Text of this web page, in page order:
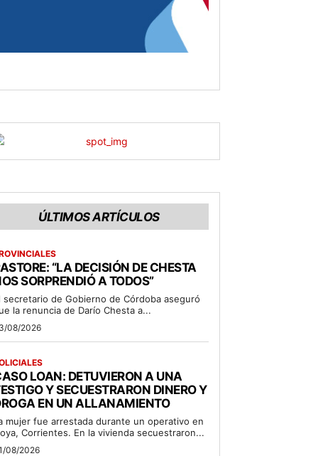
ÚLTIMOS ARTÍCULOS
“LA DECISIÓN DE CHESTA
SORPRENDIÓ A TODOS”
secretario de Gobierno de Córdoba aseguró
la renuncia de Darío Chesta a...
08/2026
LOAN: DETUVIERON A UNA
Y SECUESTRARON DINERO Y
EN UN ALLANAMIENTO
mujer fue arrestada durante un operativo en
Corrientes. En la vivienda secuestraron...
08/2026